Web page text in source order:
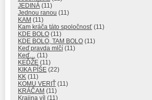
JEDINÁ (11)
Jednou ranou (11)
KAM (11)
Kam kráča táto spoločnosť (11)
KDE BOLO (11)
KDE BOLO, TAM BOLO (11)
Keď pravda mlčí (11)
Keď… (11)
KEĎŽE (11)
KIKA PÍŠE (22)
KK (11)
KOMU VERIŤ (11)
KRÁČAM (11)
Krajina víl (11)